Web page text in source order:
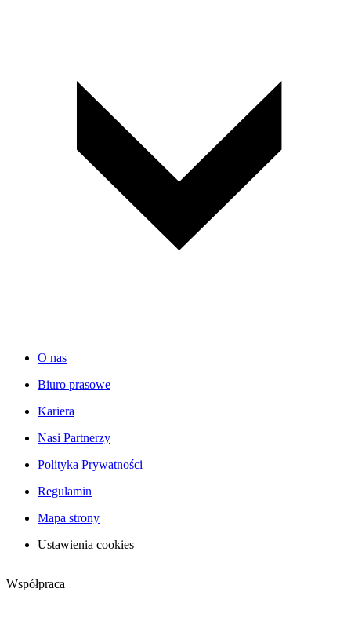
O nas
Biuro prasowe
Kariera
Nasi Partnerzy
Polityka Prywatności
Regulamin
Mapa strony
Ustawienia cookies
Współpraca